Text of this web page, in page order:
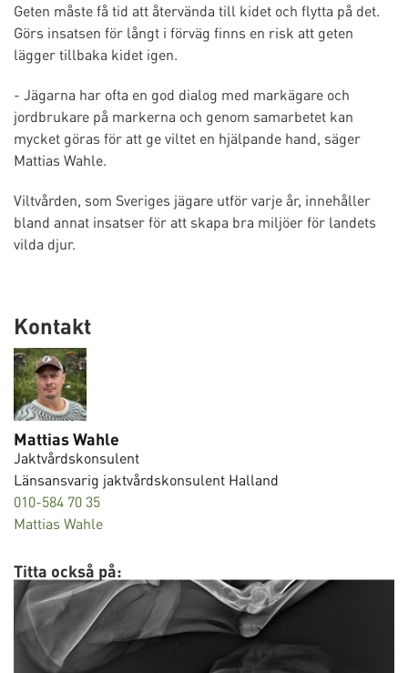
Geten måste få tid att återvända till kidet och flytta på det.
Görs insatsen för långt i förväg finns en risk att geten
lägger tillbaka kidet igen.
- Jägarna har ofta en god dialog med markägare och
jordbrukare på markerna och genom samarbetet kan
mycket göras för att ge viltet en hjälpande hand, säger
Mattias Wahle.
Viltvården, som Sveriges jägare utför varje år, innehåller
bland annat insatser för att skapa bra miljöer för landets
vilda djur.
Kontakt
Mattias Wahle
Jaktvårdskonsulent
Länsansvarig jaktvårdskonsulent Halland
010-584 70 35
Mattias Wahle
Titta också på: